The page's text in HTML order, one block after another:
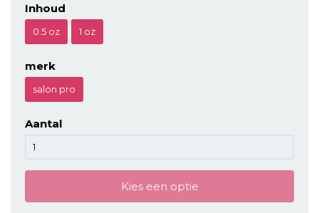
Inhoud
0.5 oz 1 oz
merk
salon pro
Aantal
Kies een optie